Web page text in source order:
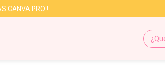
CANVA PRO !